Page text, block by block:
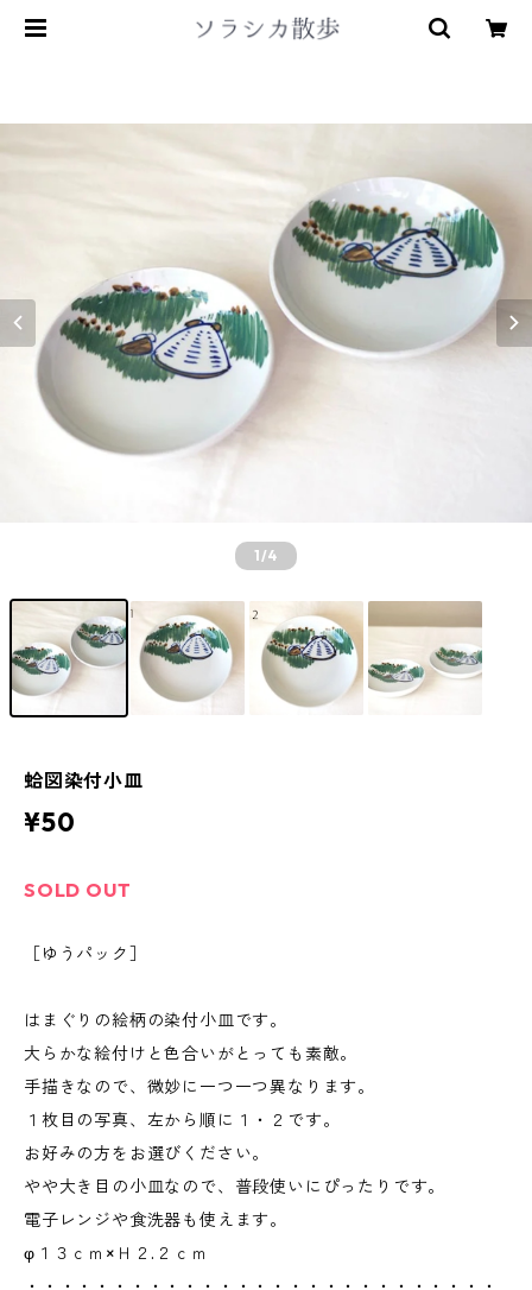
1/4
蛤図染付小皿
¥50
SOLD OUT
［ゆうパック］
はまぐりの絵柄の染付小皿です。
大らかな絵付けと色合いがとっても素敵。
手描きなので、微妙に一つ一つ異なります。
１枚目の写真、左から順に１・２です。
お好みの方をお選びください。
やや大き目の小皿なので、普段使いにぴったりです。
電子レンジや食洗器も使えます。
φ１３ｃｍ×Ｈ２.２ｃｍ